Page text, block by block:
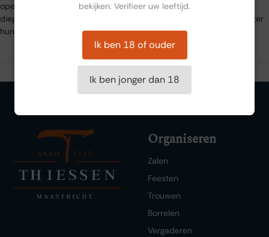
open armen en biedt rondleidingen en proeverijen aan die een
diepgaand inzicht geven in de rijke geschiedenis en expertise achter
hun wijnen.
Organiseren
Zalen
Feesten
Trouwen
Borrelen
Vergaderen
bekijken. Verifieer uw leeftijd.
Ik ben 18 of ouder
Ik ben jonger dan 18